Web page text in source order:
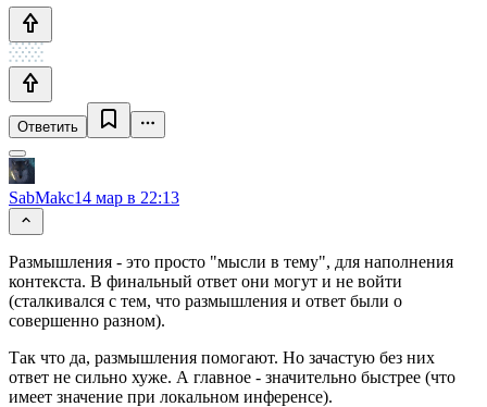
Ответить
SabMakc14 мар в 22:13
Размышления - это просто "мысли в тему", для наполнения
контекста. В финальный ответ они могут и не войти
(сталкивался с тем, что размышления и ответ были о
совершенно разном).
Так что да, размышления помогают. Но зачастую без них
ответ не сильно хуже. А главное - значительно быстрее (что
имеет значение при локальном инференсе).